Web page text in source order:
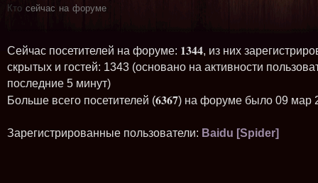
Кто сейчас на форуме
Сейчас посетителей на форуме: 1344, из них
скрытых и гостей: 1343 (основано на активности
последние 5 минут)
Больше всего посетителей (6367) на форуме было 09 мар
Зарегистрированные пользователи: Baidu [Spider]